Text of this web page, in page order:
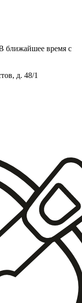
ближайшее время с
д. 48/1